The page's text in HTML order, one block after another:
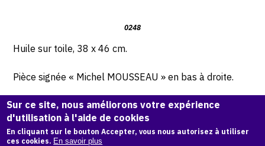
0248
Huile sur toile, 38 x 46 cm.
Pièce signée « Michel MOUSSEAU » en bas à droite.
Oeuvre numérotée, signée, datée et située atelier de la
rue « Marchal » à Paris au dos de la main de l’artiste.
Sur ce site, nous améliorons votre expérience
d'utilisation à l'aide de cookies
En cliquant sur le bouton Accepter, vous nous autorisez à utiliser
ces cookies. En savoir plus